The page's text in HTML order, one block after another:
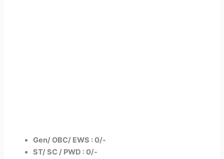
Gen/ OBC/ EWS : 0/-
ST/ SC / PWD : 0/-